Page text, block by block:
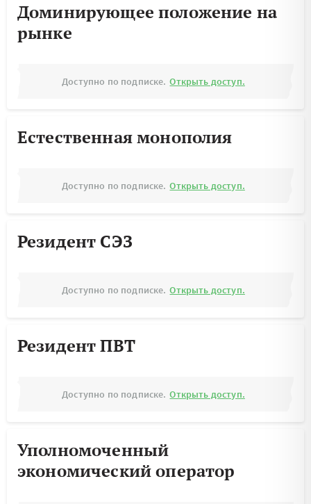
Доминирующее положение на
рынке
Доступно по подписке. Открыть доступ.
Естественная монополия
Доступно по подписке. Открыть доступ.
Резидент СЭЗ
Доступно по подписке. Открыть доступ.
Резидент ПВТ
Доступно по подписке. Открыть доступ.
Уполномоченный
экономический оператор